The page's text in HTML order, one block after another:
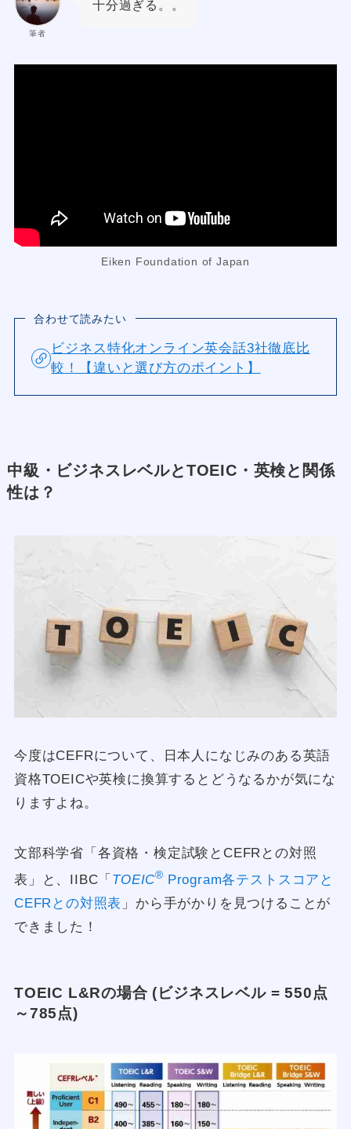
筆者
十分過ぎる。。
Eiken Foundation of Japan
合わせて読みたい
ビジネス特化オンライン英会話3社徹底比
較！【違いと選び方のポイント】
中級・ビジネスレベルとTOEIC・英検と関係
性は？
今度はCEFRについて、日本人になじみのある英語
資格TOEICや英検に換算するとどうなるかが気にな
りますよね。
文部科学省「各資格・検定試験とCEFRとの対照
表」と、IIBC「 TOEIC® Program各テストスコアと
CEFRとの対照表 」から手がかりを見つけることが
できました！
TOEIC L&Rの場合 (ビジネスレベル = 550点
～785点)